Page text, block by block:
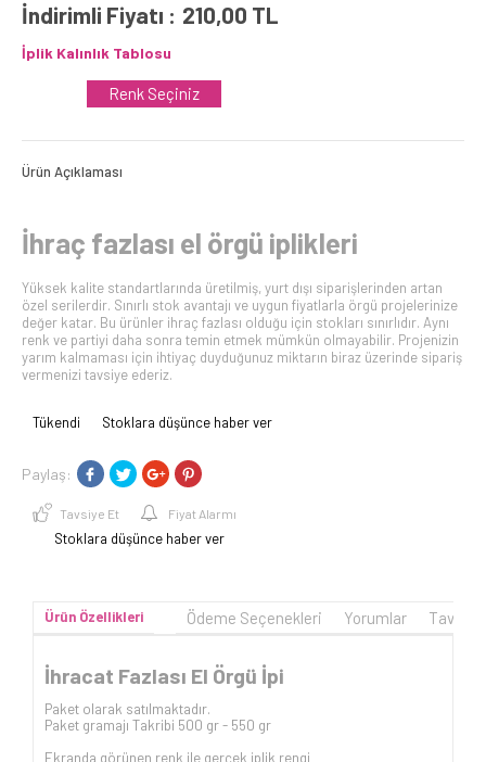
İndirimli Fiyatı : 210,00 TL
İplik Kalınlık Tablosu
Renk Seçiniz
Ürün Açıklaması
İhraç fazlası el örgü iplikleri
Yüksek kalite standartlarında üretilmiş, yurt dışı siparişlerinden artan
özel serilerdir. Sınırlı stok avantajı ve uygun fiyatlarla örgü projelerinize
değer katar. Bu ürünler ihraç fazlası olduğu için stokları sınırlıdır. Aynı
renk ve partiyi daha sonra temin etmek mümkün olmayabilir. Projenizin
yarım kalmaması için ihtiyaç duyduğunuz miktarın biraz üzerinde sipariş
vermenizi tavsiye ederiz.
Tükendi Stoklara düşünce haber ver
Paylaş:
Tavsiye Et Fiyat Alarmı
Stoklara düşünce haber ver
Ürün Özellikleri Ödeme Seçenekleri Yorumlar
İhracat Fazlası El Örgü İpi
Paket olarak satılmaktadır.
Paket gramajı Takribi 500 gr - 550 gr
Ekranda görünen renk ile gerçek iplik rengi